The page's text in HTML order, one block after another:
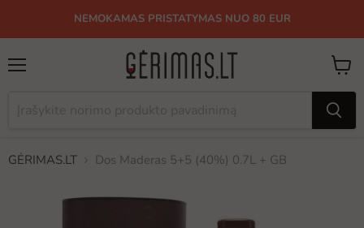
NEMOKAMAS PRISTATYMAS NUO 80 EUR
GĖRIMAS.LT Dos Maderas 5+5 (40%) 0.7L + GB